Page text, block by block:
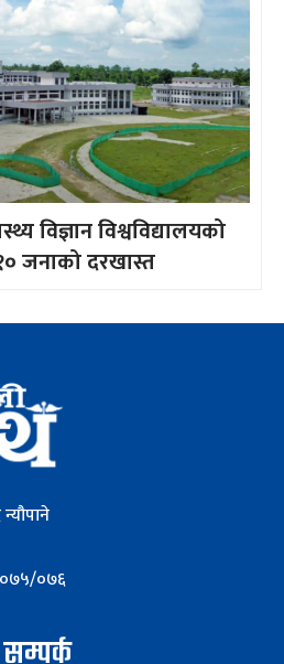
विज्ञान विश्वविद्यालयको
जनाको दरखास्त
०७५/०७६